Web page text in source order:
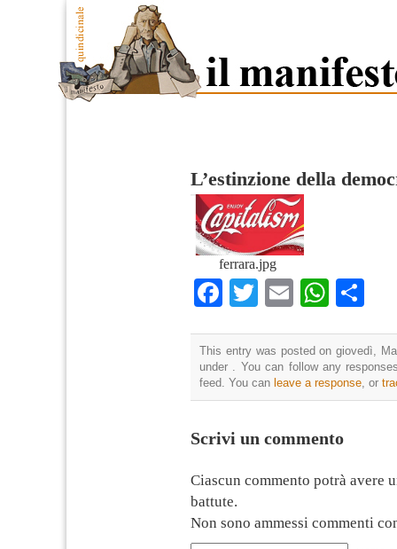
L’estinzione della
ferrara.jpg
Facebook
Twitter
Email
This entry was posted on giovedì,
under . You can follow any
feed. You can leave a response , or
Scrivi un commento
Ciascun commento potrà avere
battute.
Non sono ammessi commenti